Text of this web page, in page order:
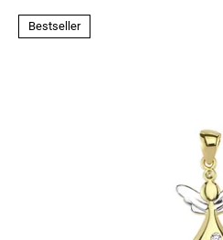
V Bestseller